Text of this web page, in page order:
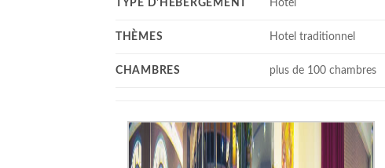
TYPE D'HÉBERGEMENT Hotel
THÈMES Hotel traditionnel
CHAMBRES plus de 100 chambres